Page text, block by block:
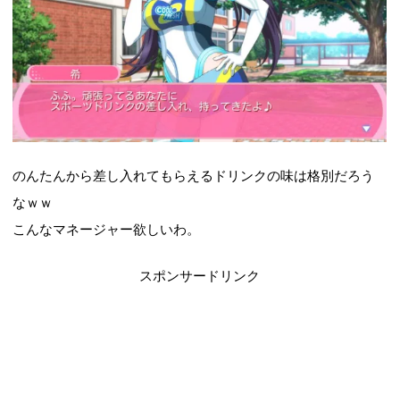
のんたんから差し入れてもらえるドリンクの味は格別だろう
なｗｗ
こんなマネージャー欲しいわ。
スポンサードリンク